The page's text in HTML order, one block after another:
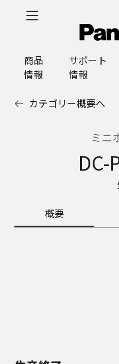
商品
情報
サポート
情報
カテゴリー概要へ
ミニ
DC-
概要